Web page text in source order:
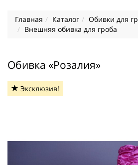
Главная Каталог
Обивки для
Внешняя обивка для гроба
Обивка «Розалия»
Эксклюзив!